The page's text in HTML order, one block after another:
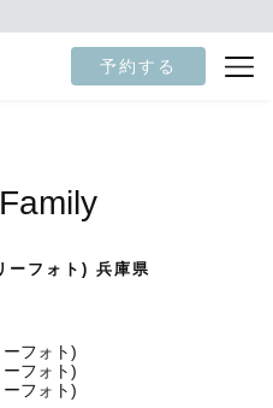
予約する
ーフォト) 兵庫県